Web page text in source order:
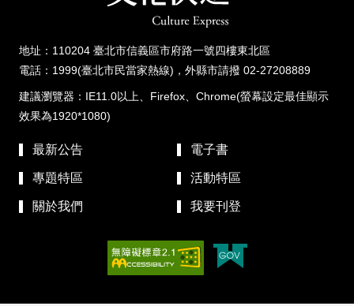
地址：110204 臺北市信義區市府路一號四樓東北區
電話：1999(臺北市民當家熱線)，外縣市請撥 02-27208889
建議瀏覽器：IE11.0以上、Firefox、Chrome(螢幕設定最佳顯示
效果為1920*1080)
最新公告 電子書
專題特區 活動特區
關於我們 我要刊登